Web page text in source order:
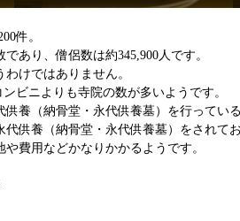
件。
あり、僧侶数は約345,900人です。
けではありません。
ビニよりも寺院の数が多いようです。
供養（納骨堂・永代供養墓）を行っている
供養（納骨堂・永代供養墓）をされてお
費用などかなりかかるようです。